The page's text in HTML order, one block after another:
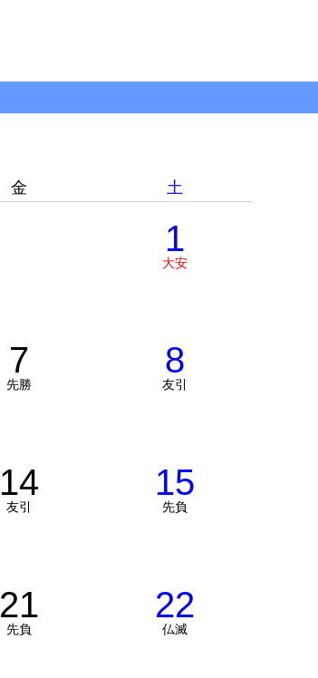
金 土
1
大安
7
先勝
8
友引
14
友引
15
先負
21
先負
22
仏滅